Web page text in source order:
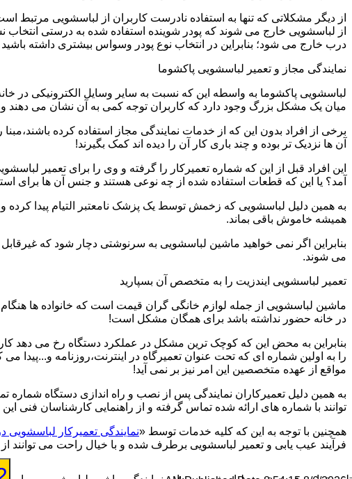
از دیگر مشکلاتی که تنها به استفاده نادرست کاربران از لباسشویی
از لباسشویی خارج می شوند که پودر شوینده استفاده شده به درستی
درب خارج می شود؛ بنابراین در انتخاب نوع پودر وسواس بیشتری داشته
نمایندگی مجاز و تعمیر لباسشویی پاکشوما
لباسشویی پاکشوما به واسطه این که نسبت به سایر وسایل الکترونیکی در
میان یک مشکل بزرگ وجود دارد که کاربران توجه کمی به آن نشان می دهند و
برخی از افراد بدون این که از خدمات نمایندگی مجاز استفاده کرده
آن ها نزدیک تر بوده و چند باری کار آن را دیده اند کمک بگیرند!
این افراد قبل از این که شماره تعمیرکار را گرفته و وی را برای تعمیر
آمد؟ یا این که قطعات استفاده شده از چه نوعی هستند و جنس آن ها برای
به همین دلیل لباسشویی که زخمش توسط یک پزشک نامعتبر التیام پیدا
همیشه خاموش باقی بماند.
بنابراین اگر نمی خواهید ماشین لباسشویی به سرنوشتی دچار شود که
می شوند.
تعمیر لباسشویی ایندزیت را به متخصص آن بسپارید
ماشین لباسشویی از جمله لوازم خانگی گران قیمت است که خانواده ها
در خانه حضور نداشته باشد برای همگان مشکل است!
بنابراین به محض این که کوچک ترین مشکل در عملکرد دستگاه رخ می دهد
را به اولین شماره ای که تحت عنوان تعمیرگاه در اینترنت،روزنامه
مواقع از عهده متخصصین این امر نیز بر نمی آید!
به همین دلیل تعمیرکاران نمایندگی پس از نصب و راه اندازی دستگاه
توانند با شماره های ارائه شده تماس گرفته و از راهنمایی کارشناسان فنی
همچنین با توجه به این که کلیه خدمات توسط «نمایندگی تعمیرکار
فرآیند عیب یابی و تعمیر لباسشویی برطرف شده و با خیال راحت می توانند از